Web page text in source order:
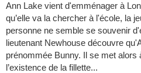
Ann Lake vient d'emménager à
qu’elle va la chercher à l'école, la
personne ne semble se souvenir
lieutenant Newhouse découvre
prénommée Bunny. Il se met alors
l’existence de la fillette...